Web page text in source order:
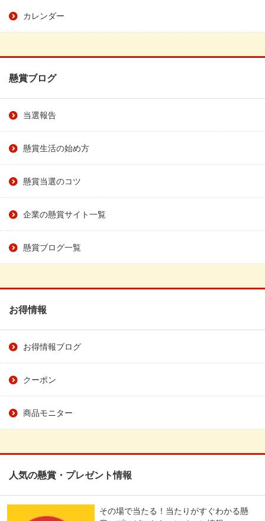
カレンダー
懸賞ブログ
当選報告
懸賞生活の始め方
懸賞当選のコツ
企業の懸賞サイト一覧
懸賞ブログ一覧
お得情報
お得情報ブログ
クーポン
商品モニター
人気の懸賞・プレゼント情報
その場で当たる！当たりがすぐわかる懸